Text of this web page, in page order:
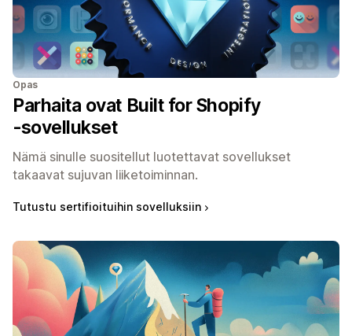
Opas
Parhaita ovat Built for Shopify
‑sovellukset
Nämä sinulle suositellut luotettavat sovellukset
takaavat sujuvan liiketoiminnan.
Tutustu sertifioituihin sovelluksiin